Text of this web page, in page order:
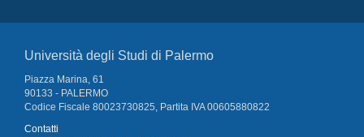
Università degli Studi di Palermo
Piazza Marina, 61
90133 - PALERMO
Codice Fiscale 80023730825, Partita IVA 00605880822
Contatti